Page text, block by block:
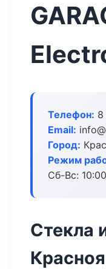
Телефон: 8
Email:
Город:
Режим
Сб-Вс:
Стекла